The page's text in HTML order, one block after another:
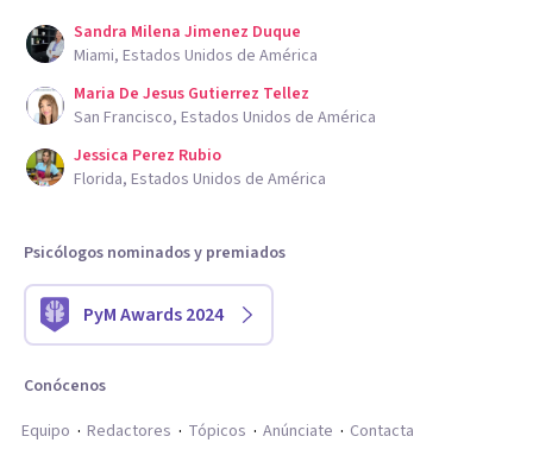
Sandra Milena Jimenez Duque
Miami, Estados Unidos de América
Maria De Jesus Gutierrez Tellez
San Francisco, Estados Unidos de América
Jessica Perez Rubio
Florida, Estados Unidos de América
Psicólogos nominados y premiados
PyM Awards 2024
Conócenos
Equipo
Redactores Tópicos Anúnciate Contacta